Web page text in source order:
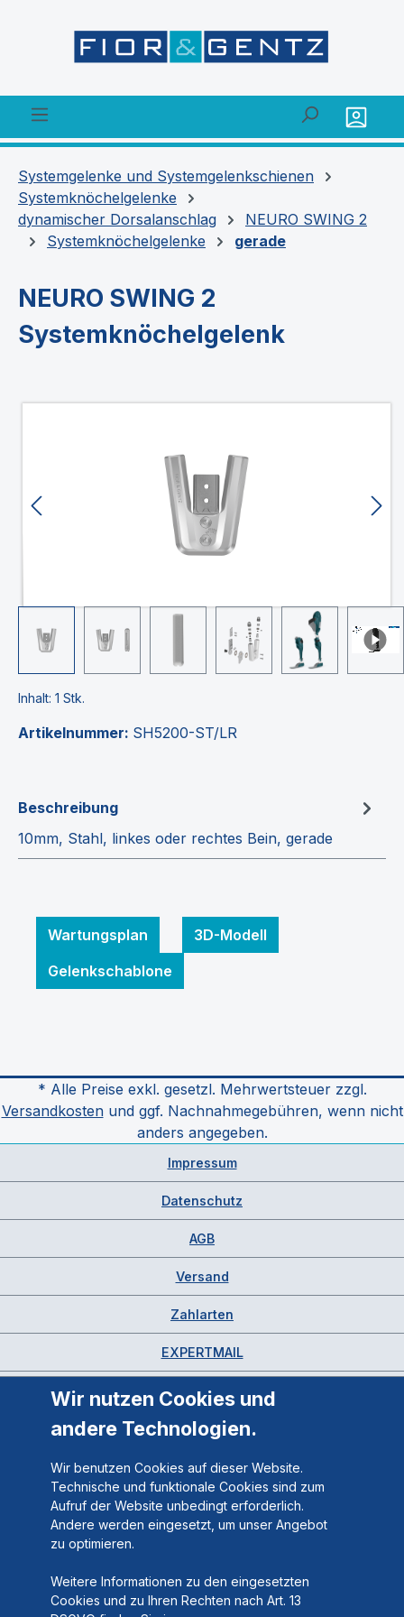
Systemgelenke und Systemgelenkschienen
Systemknöchelgelenke
dynamischer Dorsalanschlag
NEURO SWING 2
Systemknöchelgelenke
gerade
NEURO SWING 2
Systemknöchelgelenk
Inhalt: 1 Stk.
Artikelnummer: SH5200-ST/LR
Beschreibung
10mm, Stahl, linkes oder rechtes Bein, gerade
Wartungsplan
3D-Modell
Gelenkschablone
* Alle Preise exkl. gesetzl. Mehrwertsteuer zzgl.
Versandkostenund ggf. Nachnahmegebühren, wenn nicht
anders angegeben.
Impressum
Datenschutz
AGB
Versand
Zahlarten
EXPERTMAIL
Wir nutzen Cookies und
andere Technologien.
Wir benutzen Cookies auf dieser Website.
Technische und funktionale Cookies sind zum
Aufruf der Website unbedingt erforderlich.
Andere werden eingesetzt, um unser Angebot
zu optimieren.
Weitere Informationen zu den eingesetzten
Cookies und zu Ihren Rechten nach Art. 13